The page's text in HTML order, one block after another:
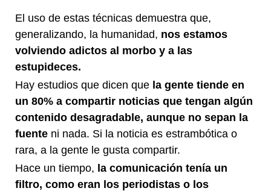
El uso de estas técnicas demuestra que,
generalizando, la humanidad, nos estamos
volviendo adictos al morbo y a las
estupideces.
Hay estudios que dicen que la gente tiende en
un 80% a compartir noticias que tengan algún
contenido desagradable, aunque no sepan la
fuente ni nada. Si la noticia es estrambótica o
rara, a la gente le gusta compartir.
Hace un tiempo, la comunicación tenía un
filtro, como eran los periodistas o los